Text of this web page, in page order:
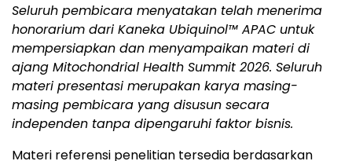
Seluruh pembicara menyatakan telah menerima
honorarium dari Kaneka Ubiquinol™ APAC untuk
mempersiapkan dan menyampaikan materi di
ajang Mitochondrial Health Summit 2026. Seluruh
materi presentasi merupakan karya masing-
masing pembicara yang disusun secara
independen tanpa dipengaruhi faktor bisnis.
Materi referensi penelitian tersedia berdasarkan